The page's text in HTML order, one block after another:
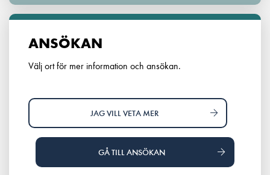
ANSÖKAN
Välj ort för mer information och ansökan.
JAG VILL VETA MER
GÅ TILL ANSÖKAN